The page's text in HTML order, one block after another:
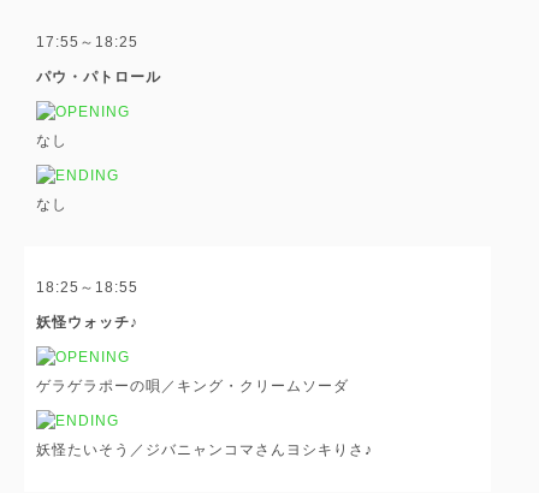
17:55～18:25
パウ・パトロール
なし
なし
18:25～18:55
妖怪ウォッチ♪
ゲラゲラポーの唄／キング・クリームソーダ
妖怪たいそう／ジバニャンコマさんヨシキりさ♪